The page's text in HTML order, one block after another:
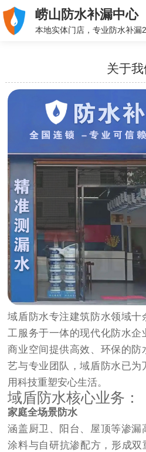
崂山防水补漏中心
本地实体门店，专业防水补漏
关于我
域盾防水专注建筑防水领域
工服务于一体的现代化防水企
商业空间提供高效、环保的防
艺与专业团队，域盾防水已为
用科技重塑安心生活。
域盾防水核心业务：
家庭全场景防水
涵盖厨卫、阳台、屋顶等渗漏
涂料与自研抗渗配方，形成